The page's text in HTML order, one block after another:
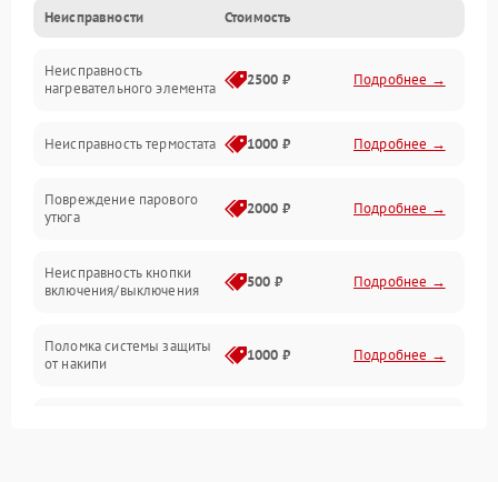
Пар
Герметичность
Электроника/Механические
Неисправности Стоимость
Неисправность
нагревательного элемента
2500 ₽ Подробнее →
Неисправность термостата 1000 ₽ Подробнее →
Повреждение парового
утюга
2000 ₽ Подробнее →
Неисправность кнопки
включения/выключения
500 ₽ Подробнее →
Поломка системы защиты
от накипи
1000 ₽ Подробнее →